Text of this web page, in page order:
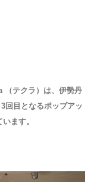
（テクラ）は、伊勢丹
回目となるポップアッ
ます。